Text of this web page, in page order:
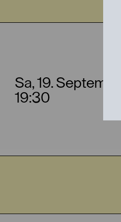
Sa, 19. September
19:30